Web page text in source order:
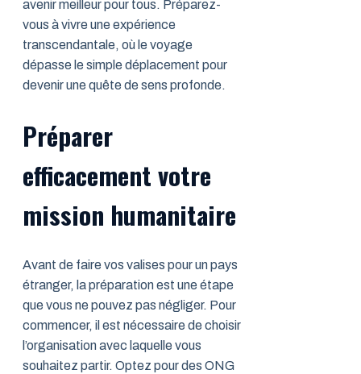
avenir meilleur pour tous. Préparez-
vous à vivre une expérience
transcendantale, où le voyage
dépasse le simple déplacement pour
devenir une quête de sens profonde.
Préparer
efficacement votre
mission humanitaire
Avant de faire vos valises pour un pays
étranger, la préparation est une étape
que vous ne pouvez pas négliger. Pour
commencer, il est nécessaire de choisir
l’organisation avec laquelle vous
souhaitez partir. Optez pour des ONG